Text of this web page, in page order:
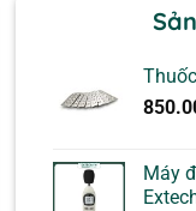
Máy